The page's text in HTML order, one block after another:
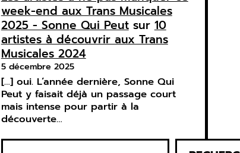
week-end aux Trans Musicales
2025 - Sonne Qui Peutsur10
artistes à découvrir aux Trans
Musicales 2024
5 décembre 2025
[…] oui. L’année dernière, Sonne Qui
Peut y faisait déjà un passage court
mais intense pour partir à la
découverte…
R